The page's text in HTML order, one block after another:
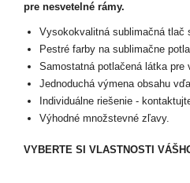
pre nesvetelné rámy.
Vysokokvalitná sublimačná tlač
Pestré farby na sublimačne
Samostatná potlačená látka pre
Jednoduchá výmena obsahu
Individuálne riešenie -
Výhodné množstevné zľavy.
VYBERTE SI VLASTNOSTI